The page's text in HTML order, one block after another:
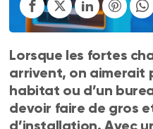
Lorsque les fortes
arrivent, on aimerait
habitat ou d’un
devoir faire de gros
d’installation. Avec